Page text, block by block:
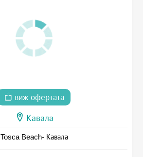
виж офертата
Кавала
Tosca Beach- Кавала